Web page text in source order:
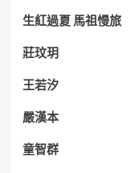
生紅過夏 馬祖慢旅
莊玟玥
王若汐
嚴漢本
童智群